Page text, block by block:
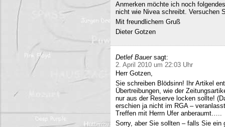
Anmerken möchte ich noch
nicht wie Nivea schreibt. Versuchen
Mit freundlichem Gruß
Dieter Gotzen
Detlef Bauer sagt:
2. April 2010 um 22:03 Uhr
Herr Gotzen,
Sie schreiben Blödsinn! Ihr Artikel
Übertreibungen, wie der
nur aus der Reserve locken sollte!
erschien ja nicht im RGA –
Treffen mit Herrn Ufer anberaumt…..
Sorry, aber Sie sollten – falls Sie ein